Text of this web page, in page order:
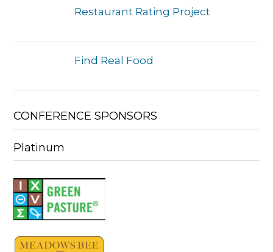
Restaurant Rating Project
Find Real Food
CONFERENCE SPONSORS
Platinum